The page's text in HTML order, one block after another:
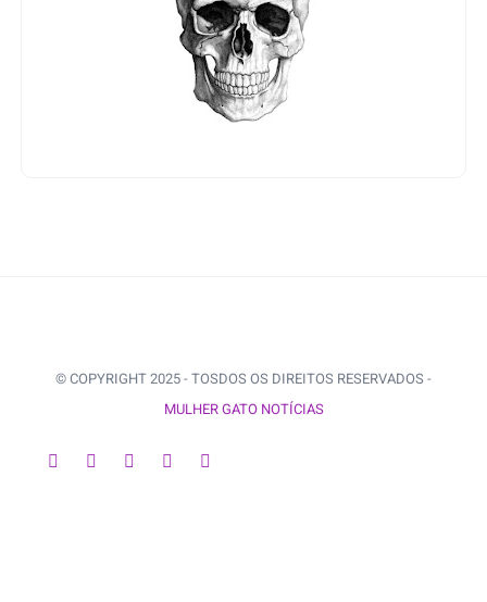
© COPYRIGHT 2025 - TOSDOS OS DIREITOS RESERVADOS -
MULHER GATO NOTÍCIAS